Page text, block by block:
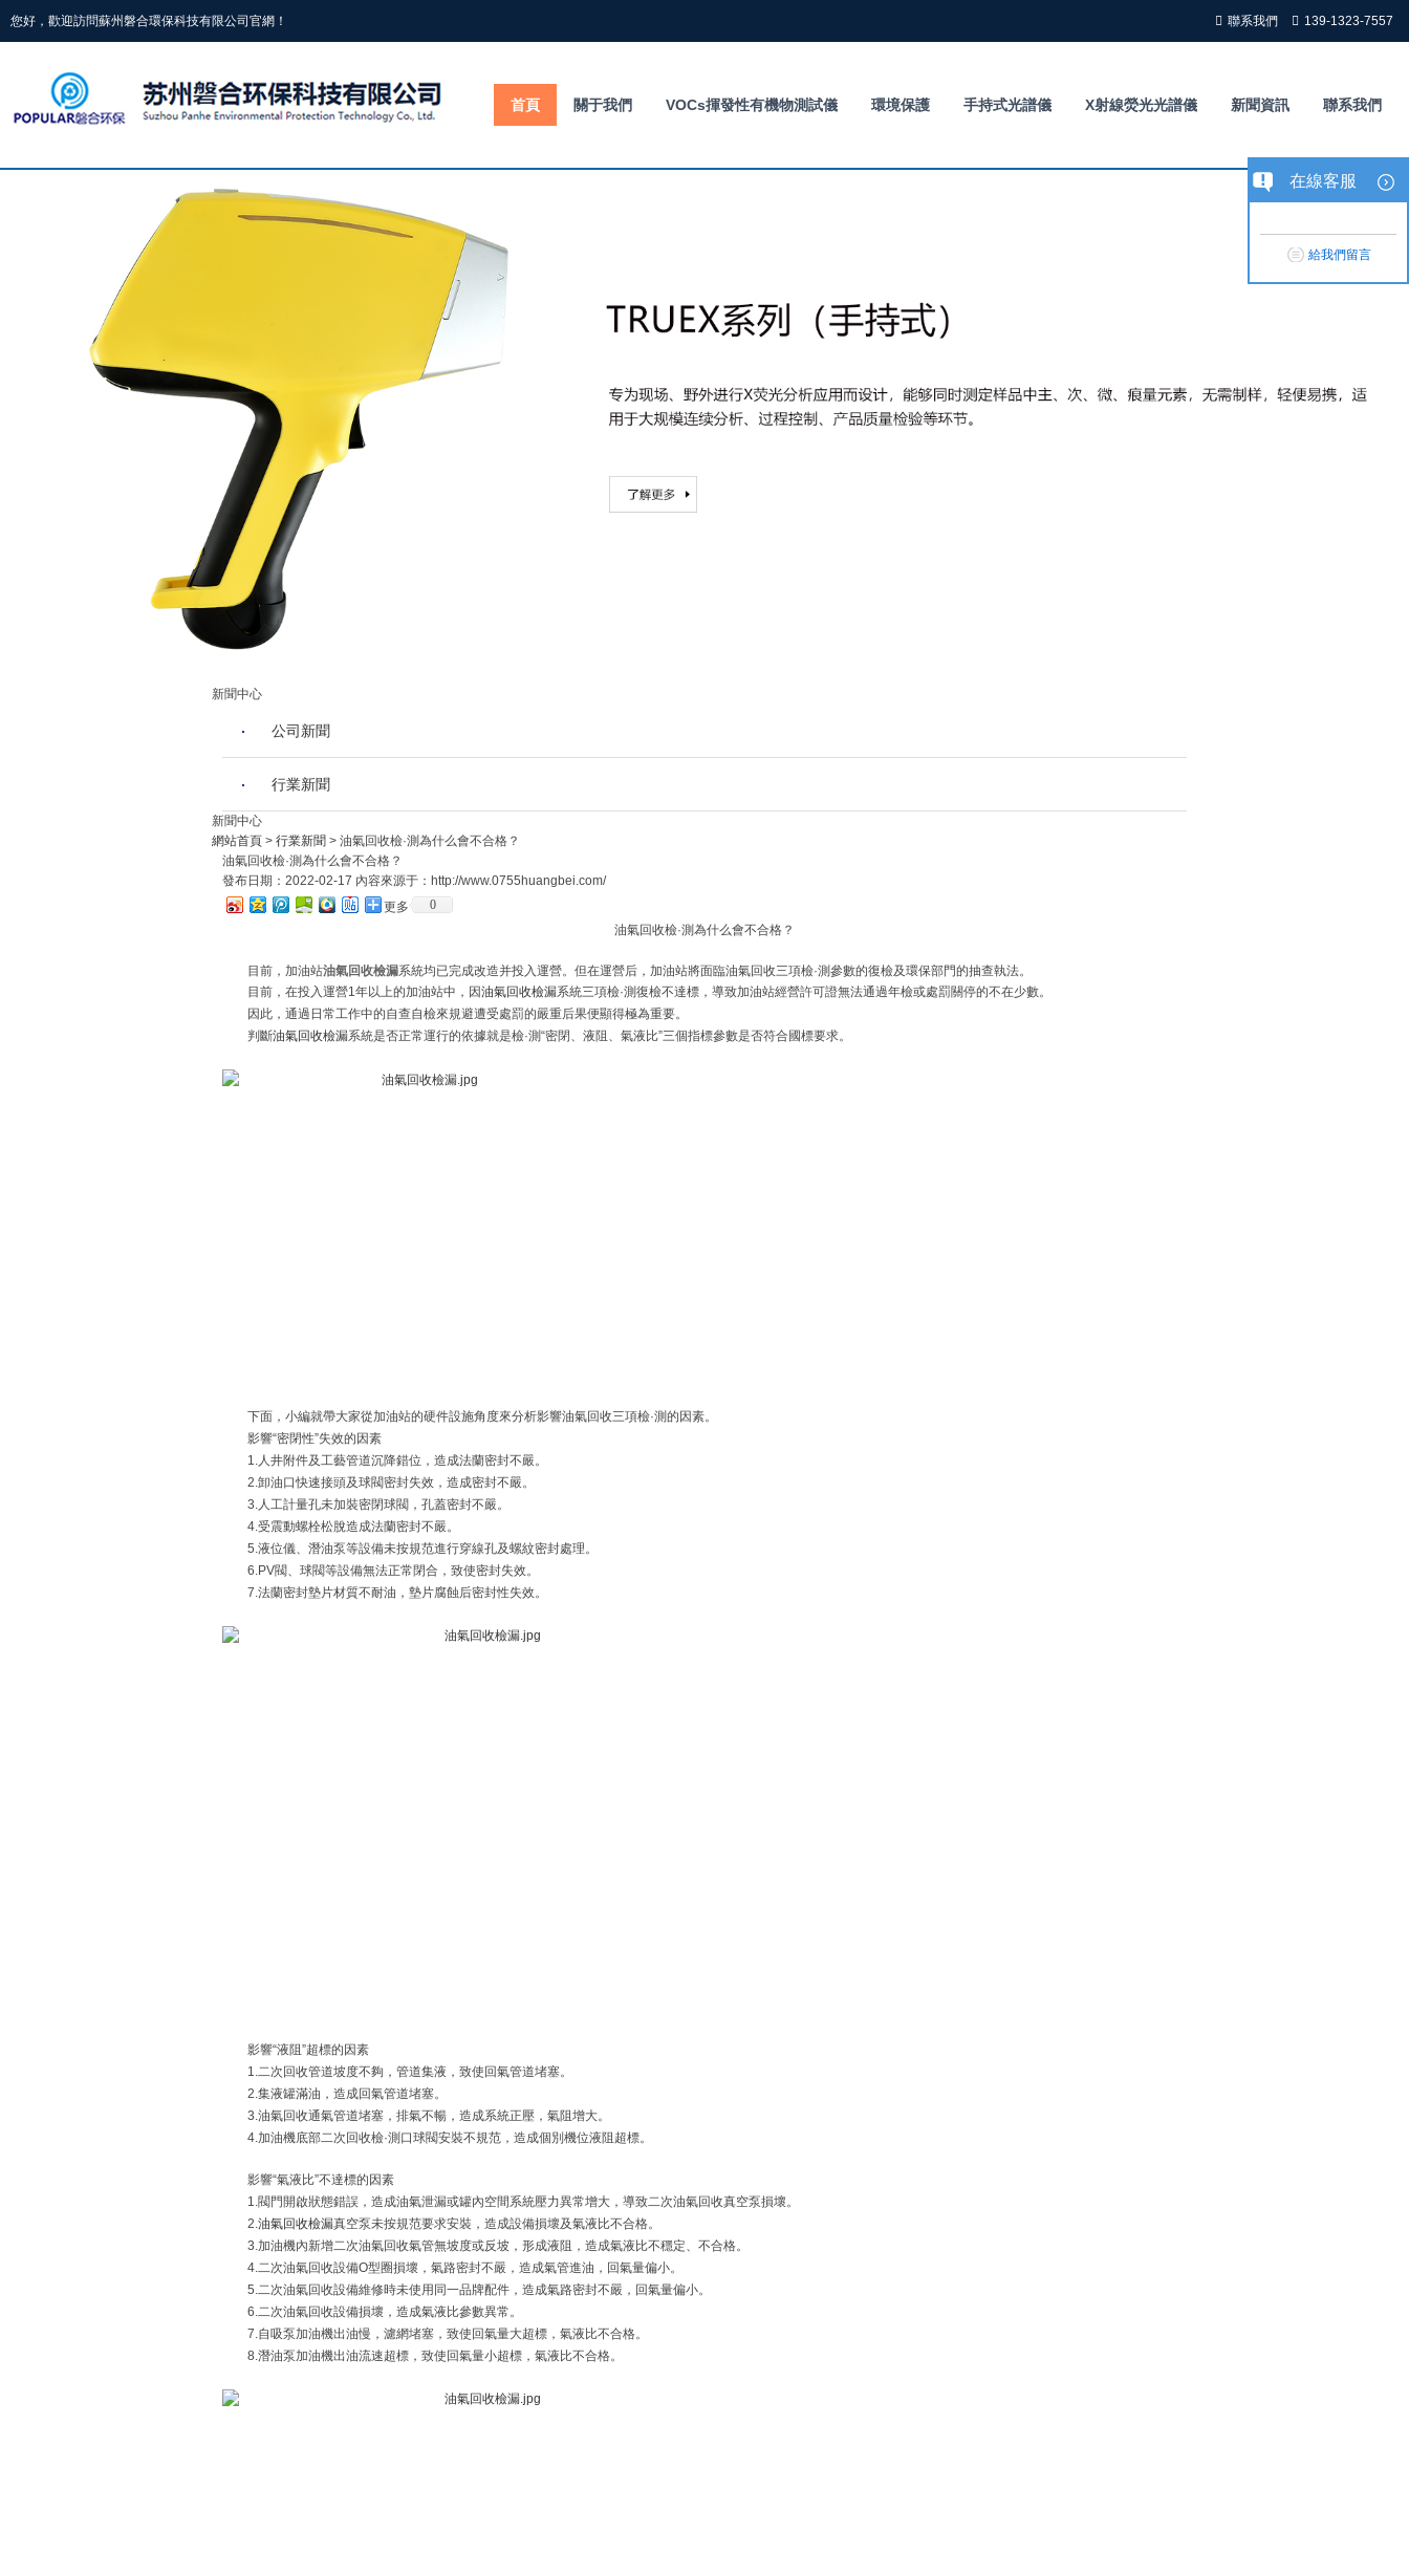
您好，歡迎訪問蘇州磐合環保科技有限公司官網！ 聯系我們 139-1323-7557
首頁 關于我們 VOCs揮發性有機物測試儀 環境保護 手持式光譜儀 X射線熒光光譜儀 新聞資訊 聯系我們
新聞中心
公司新聞
行業新聞
新聞中心
網站首頁> 行業新聞 > 油氣回收檢·測為什么會不合格？
油氣回收檢·測為什么會不合格？
發布日期：2022-02-17 內容來源于：http://www.0755huangbei.com/
更多
0
油氣回收檢·測為什么會不合格？
目前，加油站油氣回收檢漏系統均已完成改造并投入運營。但在運營后，加油站將面臨油氣回收三項檢·測參數的復檢及環保部門的抽查執法。
目前，在投入運營1年以上的加油站中，因油氣回收檢漏系統三項檢·測復檢不達標，導致加油站經營許可證無法通過年檢或處罰關停的不在少數。
因此，通過日常工作中的自查自檢來規避遭受處罰的嚴重后果便顯得極為重要。
判斷油氣回收檢漏系統是否正常運行的依據就是檢·測“密閉、液阻、氣液比”三個指標參數是否符合國標要求。
下面，小編就帶大家從加油站的硬件設施角度來分析影響油氣回收三項檢·測的因素。
影響“密閉性”失效的因素
1.人井附件及工藝管道沉降錯位，造成法蘭密封不嚴。
2.卸油口快速接頭及球閥密封失效，造成密封不嚴。
3.人工計量孔未加裝密閉球閥，孔蓋密封不嚴。
4.受震動螺栓松脫造成法蘭密封不嚴。
5.液位儀、潛油泵等設備未按規范進行穿線孔及螺紋密封處理。
6.PV閥、球閥等設備無法正常閉合，致使密封失效。
7.法蘭密封墊片材質不耐油，墊片腐蝕后密封性失效。
影響“液阻”超標的因素
1.二次回收管道坡度不夠，管道集液，致使回氣管道堵塞。
2.集液罐滿油，造成回氣管道堵塞。
3.油氣回收通氣管道堵塞，排氣不暢，造成系統正壓，氣阻增大。
4.加油機底部二次回收檢·測口球閥安裝不規范，造成個別機位液阻超標。
影響“氣液比”不達標的因素
1.閥門開啟狀態錯誤，造成油氣泄漏或罐內空間系統壓力異常增大，導致二次油氣回收真空泵損壞。
2.油氣回收檢漏真空泵未按規范要求安裝，造成設備損壞及氣液比不合格。
3.加油機內新增二次油氣回收氣管無坡度或反坡，形成液阻，造成氣液比不穩定、不合格。
4.二次油氣回收設備O型圈損壞，氣路密封不嚴，造成氣管進油，回氣量偏小。
5.二次油氣回收設備維修時未使用同一品牌配件，造成氣路密封不嚴，回氣量偏小。
6.二次油氣回收設備損壞，造成氣液比參數異常。
7.自吸泵加油機出油慢，濾網堵塞，致使回氣量大超標，氣液比不合格。
8.潛油泵加油機出油流速超標，致使回氣量小超標，氣液比不合格。
在線客服
給我們留言